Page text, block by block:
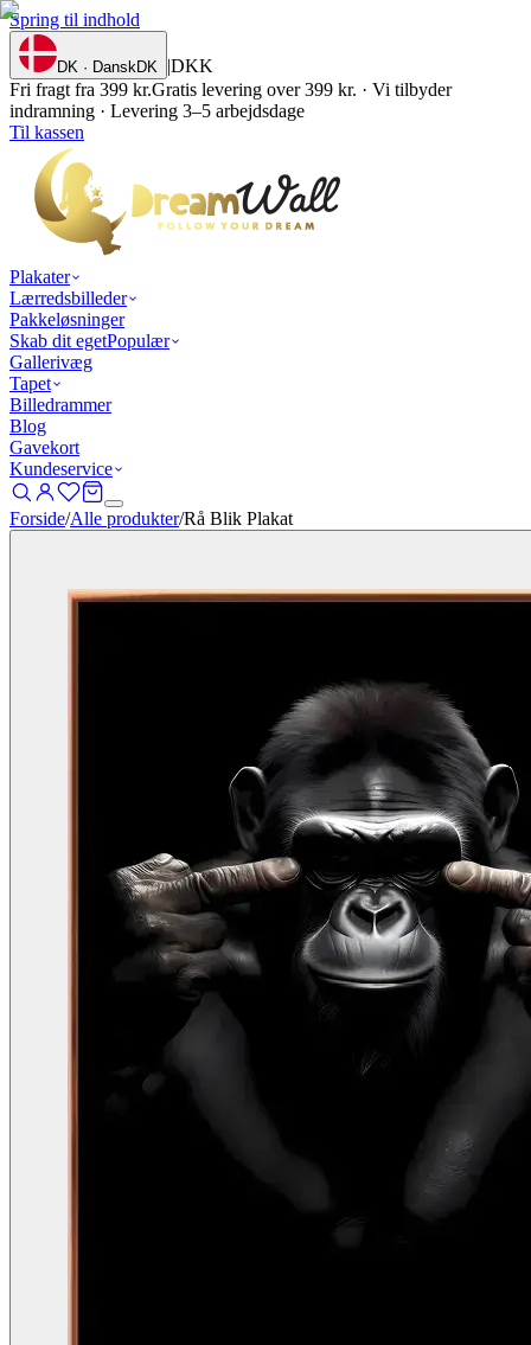
Spring til indhold
DK · DanskDK |DKK
Fri fragt fra 399 kr.Gratis levering over 399 kr. · Vi tilbyder
indramning · Levering 3–5 arbejdsdage
Til kassen
Plakater
Lærredsbilleder
Pakkeløsninger
Skab dit egetPopulær
Gallerivæg
Tapet
Billedrammer
Blog
Gavekort
Kundeservice
Forside/Alle produkter/Rå Blik Plakat